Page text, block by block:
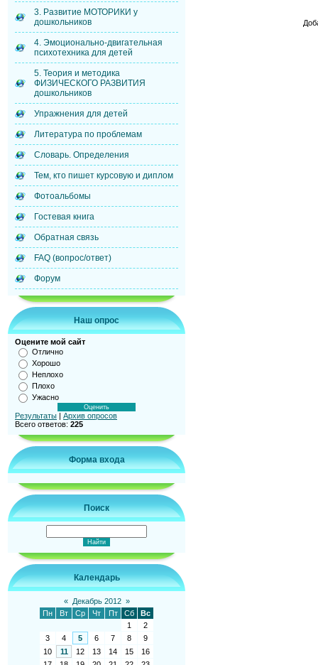
3. Развитие МОТОРИКИ у
дошкольников
4. Эмоционально-двигательная
психотехника для детей
5. Теория и методика
ФИЗИЧЕСКОГО РАЗВИТИЯ
дошкольников
Упражнения для детей
Литература по проблемам
Словарь. Определения
Тем, кто пишет курсовую и диплом
Фотоальбомы
Гостевая книга
Обратная связь
FAQ (вопрос/ответ)
Форум
Наш опрос
Оцените мой сайт
Отлично
Хорошо
Неплохо
Плохо
Ужасно
Результаты | Архив опросов
Всего ответов: 225
Форма входа
Поиск
Календарь
« Декабрь 2012 »
Пн
Вт Ср Чт Пт Сб
Вс
1
2
3
4 5 6 7 8
9
10
11 12 13 14 15
16